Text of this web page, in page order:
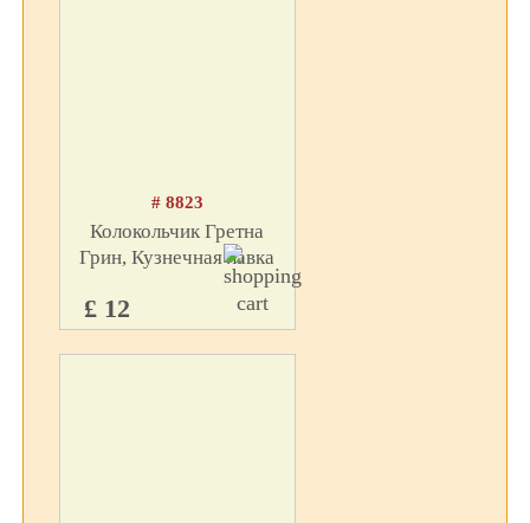
# 8823
Колокольчик Гретна
Грин, Кузнечная лавка
£ 12